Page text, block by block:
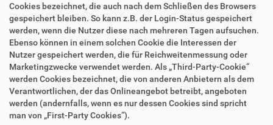
Cookies bezeichnet, die auch nach dem Schließen des Browsers
gespeichert bleiben. So kann z.B. der Login-Status gespeichert
werden, wenn die Nutzer diese nach mehreren Tagen aufsuchen.
Ebenso können in einem solchen Cookie die Interessen der
Nutzer gespeichert werden, die für Reichweitenmessung oder
Marketingzwecke verwendet werden. Als „Third-Party-Cookie“
werden Cookies bezeichnet, die von anderen Anbietern als dem
Verantwortlichen, der das Onlineangebot betreibt, angeboten
werden (andernfalls, wenn es nur dessen Cookies sind spricht
man von „First-Party Cookies“).